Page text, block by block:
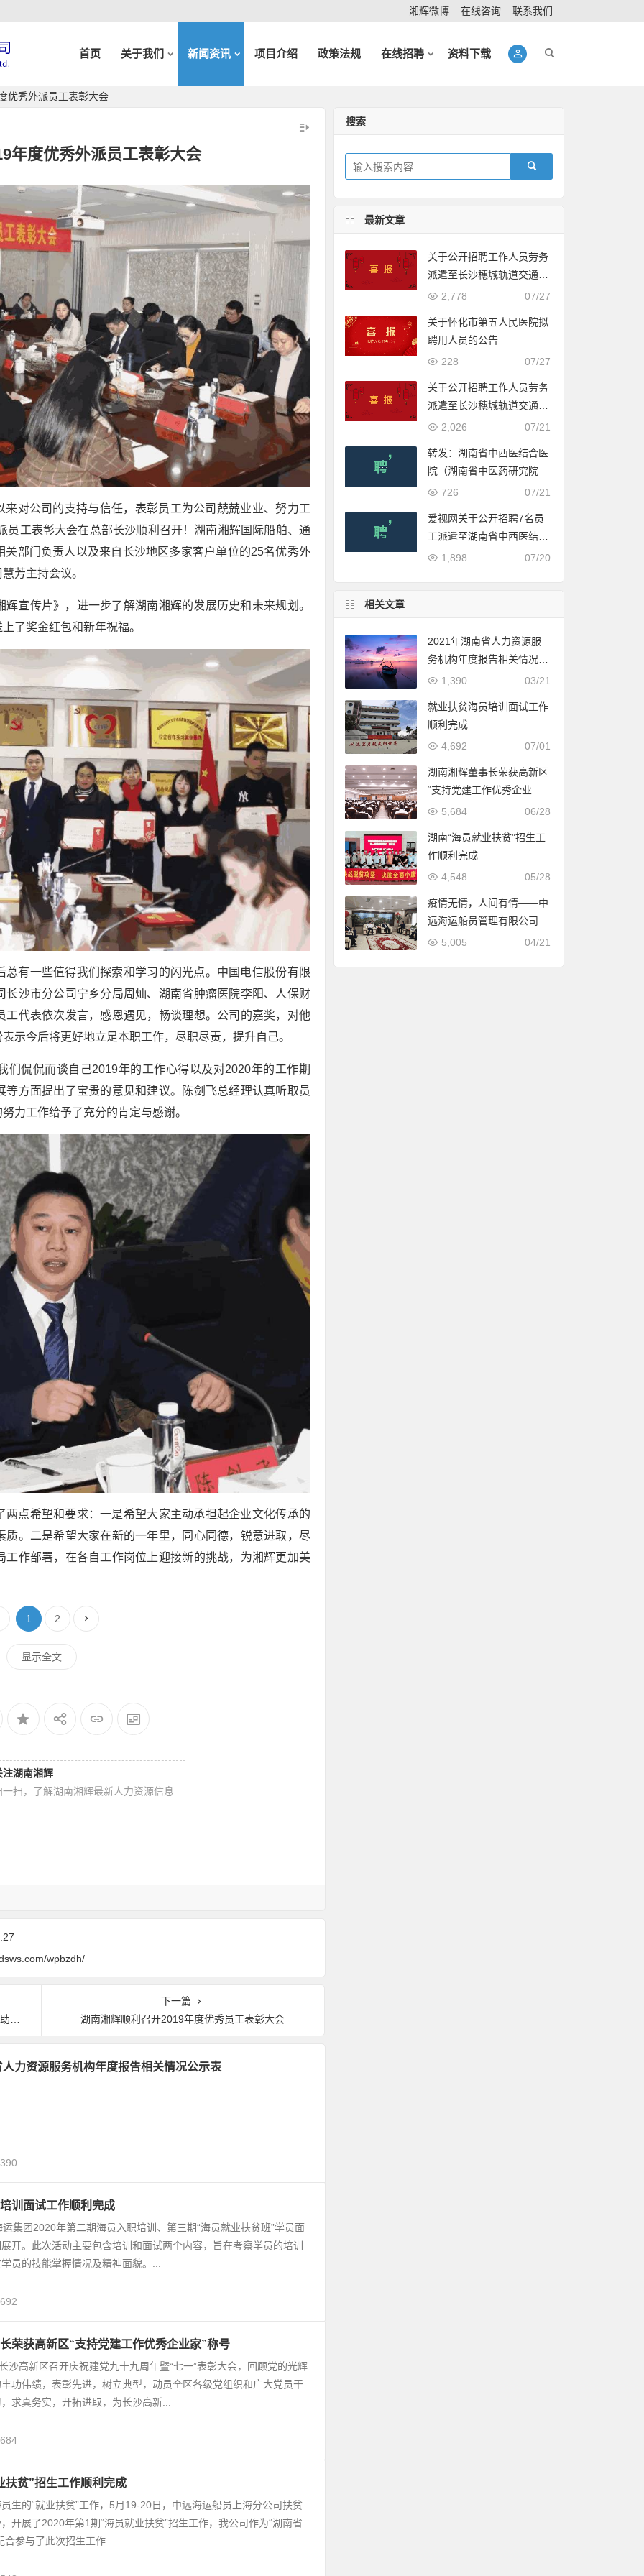
湘辉微博 在线咨询 联系我们
首页 关于我们 新闻资讯 项目介绍 政策法规 在线招聘 资料下载
优秀外派员工表彰大会
年度优秀外派员工表彰大会
对公司的支持与信任，表彰员工为公司兢兢业业、努力工
员工表彰大会在总部长沙顺利召开！湖南湘辉国际船舶、通
部门负责人以及来自长沙地区多家客户单位的25名优秀外
芳主持会议。
宣传片》，进一步了解湖南湘辉的发展历史和未来规划。
了奖金红包和新年祝福。
有一些值得我们探索和学习的闪光点。中国电信股份有限
沙市分公司宁乡分局周灿、湖南省肿瘤医院李阳、人保财
代表依次发言，感恩遇见，畅谈理想。公司的嘉奖，对他
示今后将更好地立足本职工作，尽职尽责，提升自己。
们侃侃而谈自己2019年的工作心得以及对2020年的工作期
方面提出了宝贵的意见和建议。陈剑飞总经理认真听取员
力工作给予了充分的肯定与感谢。
点希望和要求：一是希望大家主动承担起企业文化传承的
。二是希望大家在新的一年里，同心同德，锐意进取，尽
作部署，在各自工作岗位上迎接新的挑战，为湘辉更加美
1 2
显示全文
注湖南湘辉
一扫，了解湖南湘辉最新人力资源信息
wpbzdh/
示
下一篇
湖南湘辉顺利召开2019年度优秀员工表彰大会
力资源服务机构年度报告相关情况公示表
训面试工作顺利完成
集团2020年第二期海员入职培训、第三期“海员就业扶贫班”学员面
开。此次活动主要包含培训和面试两个内容，旨在考察学员的培训
员的技能掌握情况及精神面貌。...
荣获高新区“支持党建工作优秀企业家”称号
沙高新区召开庆祝建党九十九周年暨“七一”表彰大会，回顾党的光辉
功伟绩，表彰先进，树立典型，动员全区各级党组织和广大党员干
求真务实，开拓进取，为长沙高新...
扶贫”招生工作顺利完成
生的“就业扶贫”工作，5月19-20日，中远海运船员上海分公司扶贫
开展了2020年第1期“海员就业扶贫”招生工作，我公司作为“湖南省
合参与了此次招生工作...
搜索
最新文章
关于公开招聘工作人员劳务
派遣至长沙穗城轨道交通有
限公司入围体检人员名单的
07/27
2,778
关于怀化市第五人民医院拟
聘用人员的公告
07/27
228
关于公开招聘工作人员劳务
派遣至长沙穗城轨道交通有
限公司入围体检人员名单的
07/21
2,026
转发：湖南省中西医结合医
院（湖南省中医药研究院附
属医院）2022年公开招聘
07/21
726
爱视网关于公开招聘7名员
工派遣至湖南省中西医结合
医院（湖南省中医药研究院
07/20
1,898
相关文章
2021年湖南省人力资源服
务机构年度报告相关情况公
示表
03/21
1,390
就业扶贫海员培训面试工作
顺利完成
07/01
4,692
湖南湘辉董事长荣获高新区
“支持党建工作优秀企业家”
称号
06/28
5,684
湖南“海员就业扶贫”招生工
作顺利完成
05/28
4,548
疫情无情，人间有情——中
远海运船员管理有限公司上
海分公司走访慰问在湘公休
04/21
5,005